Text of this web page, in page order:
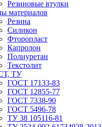
Резиновые втулки
материалов
Резина
Силикон
Фторопласт
Капролон
Полиуретан
Текстолит
ТУ
ГОСТ 17133-83
ГОСТ 12855-77
ГОСТ 7338-90
ГОСТ 5496-78
ТУ 38 105116-81